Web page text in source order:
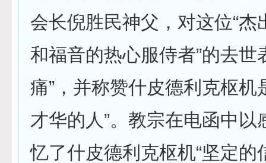
会长倪胜民神父，对这位“杰
和福音的热心服侍者”的去世
痛”，并称赞什皮德利克枢机
才华的人”。教宗在电函中以
忆了什皮德利克枢机“坚定的